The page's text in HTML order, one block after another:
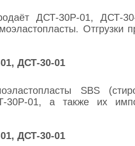
ДСТ-30Р-01, ДСТ-
Отгрузки
ДСТ-30-01
SBS
30Р-01, а также их
ДСТ-30-01